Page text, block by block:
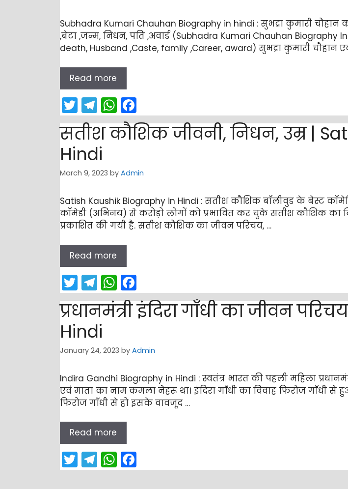
p o
k
Subhadra Kumari Chauhan Biography in hindi : सुभद्रा कुमारी
,बेटा ,जन्म, निधन, पति ,अवार्ड (Subhadra Kumari Chauhan Biography
death, Husband ,Caste, family ,Career, award) सुभद्रा कुमारी चौहान
Read more
T
w
itt
er
T
el
e
gr
a
W
h
a
A
p
p
a
c
b
o
k
सतीश कौशिक जीवनी, निधन, उम्र |
Hindi
March 9, 2023 by Admin
Satish Kaushik Biography in Hindi : सतीश कौशिक बॉलीवुड के बेस्ट
कॉमेडी (अभिनय) से करोड़ो लोगों को प्रभावित कर चुके सतीश कौशिक का
प्रकाशित की गयी है. सतीश कौशिक का जीवन परिचय, …
Read more
T
w
itt
er
T
el
e
gr
a
m
W
h
a
A
p
a
c
b
o
k
प्रधानमंत्री इंदिरा गाँधी का जीवन
Hindi
January 24, 2023 by Admin
Indira Gandhi Biography in Hindi : स्वतंत्र भारत की पहली महिला
एवं माता का नाम कमला नेहरू था। इंदिरा गाँधी का विवाह फिरोज गाँधी से
फिरोज गाँधी से हो इसके वावजूद …
Read more
T
w
T
el
W
h a